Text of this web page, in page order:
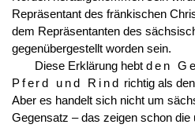
Repräsentant des fränkischen
dem Repräsentanten des
gegenübergestellt worden sein.
Diese Erklärung hebt den
Pferd und Rind
richtig als
Aber es handelt sich nicht um
Gegensatz – das zeigen schon die